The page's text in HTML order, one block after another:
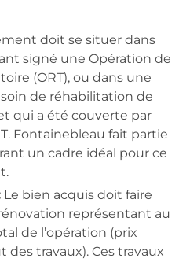
doit se situer dans
signé une Opération de
(ORT), ou dans une
de réhabilitation de
qui a été couverte par
Fontainebleau fait partie
un cadre idéal pour ce
Le bien acquis doit faire
représentant au
de l’opération (prix
des travaux). Ces travaux